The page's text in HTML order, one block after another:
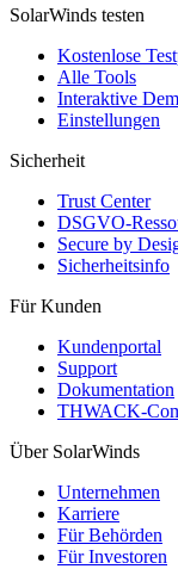
SolarWinds testen
Kostenlose
Alle Tools
Interaktive
Einstellungen
Sicherheit
Trust Center
DSGVO-
Secure by
Sicherheitsinfo
Für Kunden
Kundenportal
Support
Dokumentation
THWACK-
Über SolarWinds
Unternehmen
Karriere
Für Behörden
Für Investoren